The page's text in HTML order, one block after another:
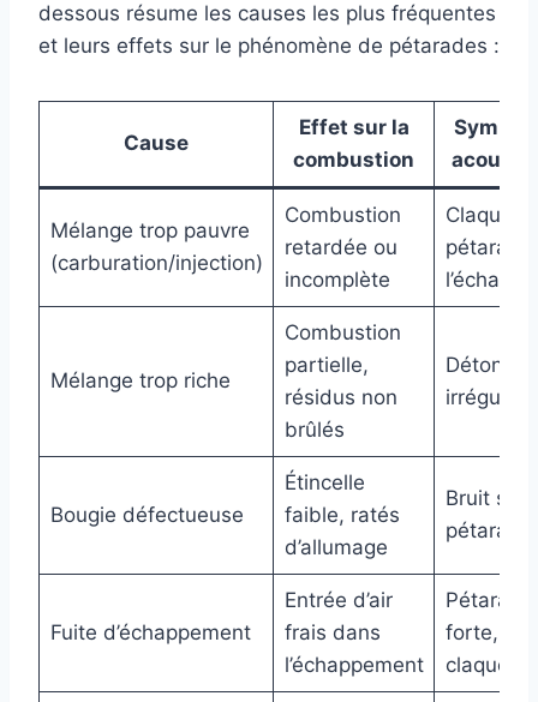
dessous résume les causes les plus fréquentes
et leurs effets sur le phénomène de pétarades :
Cause
Effet sur la
combustion
Mélange trop pauvre
(carburation/injection)
Combustion
retardée ou
incomplète
pétarade
Mélange trop riche
Combustion
partielle,
résidus non
brûlés
Bougie défectueuse
Étincelle
faible, ratés
d’allumage
Bruit sec,
Fuite d’échappement
Entrée d’air
frais dans
l’échappement
Pétarade
forte,